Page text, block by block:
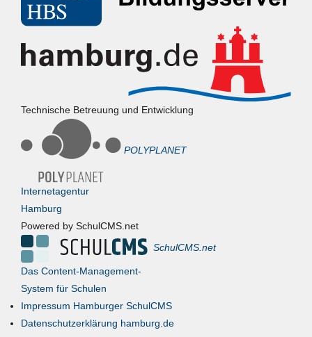
Technische Betreuung und Entwicklung
POLYPLANET
Internetagentur
Hamburg
Powered by SchulCMS.net
SchulCMS.net
Das Content-Management-
System für Schulen
Impressum Hamburger SchulCMS
Datenschutzerklärung hamburg.de